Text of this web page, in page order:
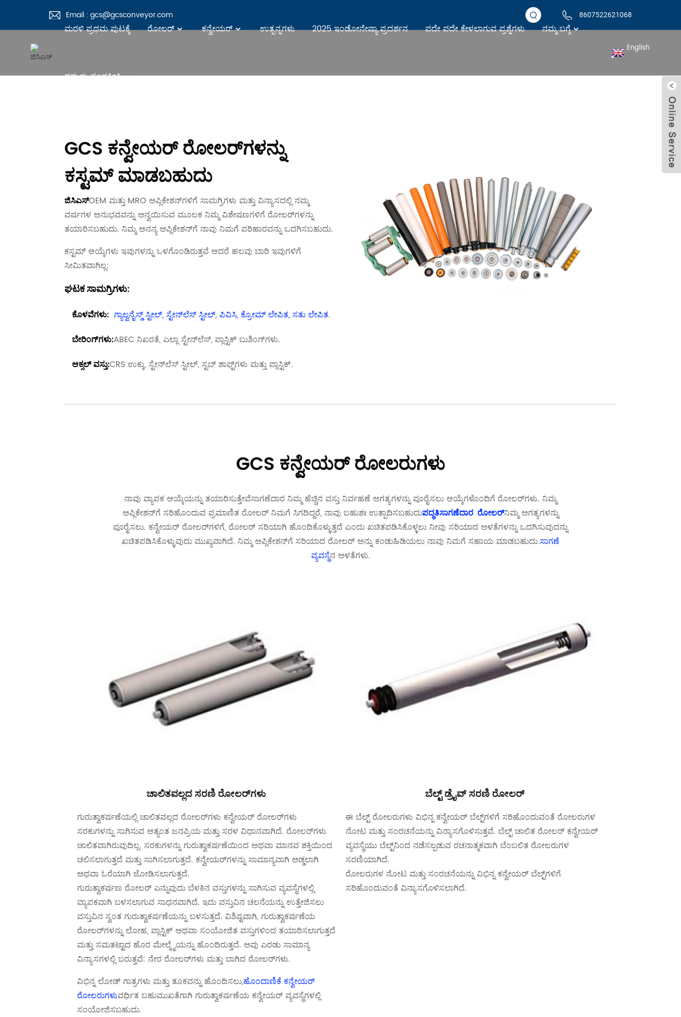
Email : gcs@gcsconveyor.com 8607522621068
ಮರಳಿ ಪ್ರಥಮ ಪುಟಕ್ಕೆ ರೋಲರ್ ಕನ್ವೇಯರ್ ಉತ್ಪನ್ನಗಳು 2025 ಇಂಡೋನೇಷ್ಯಾ ಪ್ರದರ್ಶನ ಪದೇ ಪದೇ ಕೇಳಲಾಗುವ ಪ್ರಶ್ನೆಗಳು ನಮ್ಮ ಬಗ್ಗೆ
ನಮ್ಮನ್ನು ಸಂಪರ್ಕಿಸಿ
English
ಕನ್ವೇಯರ್ ರೋಲರ್
GCS ಕನ್ವೇಯರ್ ರೋಲರ್‌ಗಳನ್ನು
ಕಸ್ಟಮ್ ಮಾಡಬಹುದು
ಜಿಸಿಎಸ್OEM ಮತ್ತು MRO ಅಪ್ಲಿಕೇಶನ್‌ಗಳಿಗೆ ಸಾಮಗ್ರಿಗಳು ಮತ್ತು ವಿನ್ಯಾಸದಲ್ಲಿ ನಮ್ಮ
ವರ್ಷಗಳ ಅನುಭವವನ್ನು ಅನ್ವಯಿಸುವ ಮೂಲಕ ನಿಮ್ಮ ವಿಶೇಷಣಗಳಿಗೆ ರೋಲರ್‌ಗಳನ್ನು
ತಯಾರಿಸಬಹುದು. ನಿಮ್ಮ ಅನನ್ಯ ಅಪ್ಲಿಕೇಶನ್‌ಗೆ ನಾವು ನಿಮಗೆ ಪರಿಹಾರವನ್ನು ಒದಗಿಸಬಹುದು.
ಕಸ್ಟಮ್ ಆಯ್ಕೆಗಳು ಇವುಗಳನ್ನು ಒಳಗೊಂಡಿರುತ್ತವೆ ಆದರೆ ಹಲವು ಬಾರಿ ಇವುಗಳಿಗೆ
ಸೀಮಿತವಾಗಿಲ್ಲ:
ಘಟಕ ಸಾಮಗ್ರಿಗಳು:
ಕೊಳವೆಗಳು: ಗ್ಯಾಲ್ವನೈಸ್ಡ್ ಸ್ಟೀಲ್, ಸ್ಟೇನ್‌ಲೆಸ್ ಸ್ಟೀಲ್, ಪಿವಿಸಿ, ಕ್ರೋಮ್ ಲೇಪಿತ, ಸತು ಲೇಪಿತ.
ಬೇರಿಂಗ್‌ಗಳು:ABEC ನಿಖರತೆ, ಎಲ್ಲಾ ಸ್ಟೇನ್‌ಲೆಸ್, ಪ್ಲಾಸ್ಟಿಕ್ ಬುಶಿಂಗ್‌ಗಳು.
ಆಕ್ಸಲ್ ವಸ್ತು:CRS ಉಕ್ಕು, ಸ್ಟೇನ್‌ಲೆಸ್ ಸ್ಟೀಲ್, ಸ್ಟಬ್ ಶಾಫ್ಟ್‌ಗಳು ಮತ್ತು ಪ್ಲಾಸ್ಟಿಕ್.
GCS ಕನ್ವೇಯರ್ ರೋಲರುಗಳು
ನಾವು ವ್ಯಾಪಕ ಆಯ್ಕೆಯನ್ನು ತಯಾರಿಸುತ್ತೇವೆಸಾಗಣೆದಾರ ನಿಮ್ಮ ಹೆಚ್ಚಿನ ವಸ್ತು ನಿರ್ವಹಣೆ ಅಗತ್ಯಗಳನ್ನು ಪೂರೈಸಲು ಆಯ್ಕೆಗಳೊಂದಿಗೆ ರೋಲರ್‌ಗಳು. ನಿಮ್ಮ
ಅಪ್ಲಿಕೇಶನ್‌ಗೆ ಸರಿಹೊಂದುವ ಪ್ರಮಾಣಿತ ರೋಲರ್ ನಿಮಗೆ ಸಿಗದಿದ್ದರೆ, ನಾವು ಬಹುಶಃ ಉತ್ಪಾದಿಸಬಹುದುಪದ್ಧತಿಸಾಗಣೆದಾರ ರೋಲರ್ನಿಮ್ಮ ಅಗತ್ಯಗಳನ್ನು
ಪೂರೈಸಲು. ಕನ್ವೇಯರ್ ರೋಲರ್‌ಗಳಿಗೆ, ರೋಲರ್ ಸರಿಯಾಗಿ ಹೊಂದಿಕೊಳ್ಳುತ್ತದೆ ಎಂದು ಖಚಿತಪಡಿಸಿಕೊಳ್ಳಲು ನೀವು ಸರಿಯಾದ ಅಳತೆಗಳನ್ನು ಒದಗಿಸುವುದನ್ನು
ಖಚಿತಪಡಿಸಿಕೊಳ್ಳುವುದು ಮುಖ್ಯವಾಗಿದೆ. ನಿಮ್ಮ ಅಪ್ಲಿಕೇಶನ್‌ಗೆ ಸರಿಯಾದ ರೋಲರ್ ಅನ್ನು ಕಂಡುಹಿಡಿಯಲು ನಾವು ನಿಮಗೆ ಸಹಾಯ ಮಾಡಬಹುದು.ಸಾಗಣೆ
ವ್ಯವಸ್ಥೆನ ಅಳತೆಗಳು.
ಚಾಲಿತವಲ್ಲದ ಸರಣಿ ರೋಲರ್‌ಗಳು
ಗುರುತ್ವಾಕರ್ಷಣೆಯಲ್ಲಿ ಚಾಲಿತವಲ್ಲದ ರೋಲರ್‌ಗಳು ಕನ್ವೇಯರ್ ರೋಲರ್‌ಗಳು
ಸರಕುಗಳನ್ನು ಸಾಗಿಸುವ ಅತ್ಯಂತ ಜನಪ್ರಿಯ ಮತ್ತು ಸರಳ ವಿಧಾನವಾಗಿದೆ. ರೋಲರ್‌ಗಳು
ಚಾಲಿತವಾಗಿರುವುದಿಲ್ಲ. ಸರಕುಗಳನ್ನು ಗುರುತ್ವಾಕರ್ಷಣೆಯಿಂದ ಅಥವಾ ಮಾನವ ಶಕ್ತಿಯಿಂದ
ಚಲಿಸಲಾಗುತ್ತದೆ ಮತ್ತು ಸಾಗಿಸಲಾಗುತ್ತದೆ. ಕನ್ವೇಯರ್‌ಗಳನ್ನು ಸಾಮಾನ್ಯವಾಗಿ ಅಡ್ಡಲಾಗಿ
ಅಥವಾ ಓರೆಯಾಗಿ ಜೋಡಿಸಲಾಗುತ್ತದೆ.
ಗುರುತ್ವಾಕರ್ಷಣ ರೋಲರ್ ಎನ್ನುವುದು ಬೆಳಕಿನ ವಸ್ತುಗಳನ್ನು ಸಾಗಿಸುವ ವ್ಯವಸ್ಥೆಗಳಲ್ಲಿ
ವ್ಯಾಪಕವಾಗಿ ಬಳಸಲಾಗುವ ಸಾಧನವಾಗಿದೆ. ಇದು ವಸ್ತುವಿನ ಚಲನೆಯನ್ನು ಉತ್ತೇಜಿಸಲು
ವಸ್ತುವಿನ ಸ್ವಂತ ಗುರುತ್ವಾಕರ್ಷಣೆಯನ್ನು ಬಳಸುತ್ತದೆ. ವಿಶಿಷ್ಟವಾಗಿ, ಗುರುತ್ವಾಕರ್ಷಣೆಯ
ರೋಲರ್‌ಗಳನ್ನು ಲೋಹ, ಪ್ಲಾಸ್ಟಿಕ್ ಅಥವಾ ಸಂಯೋಜಿತ ವಸ್ತುಗಳಿಂದ ತಯಾರಿಸಲಾಗುತ್ತದೆ
ಮತ್ತು ಸಮತಟ್ಟಾದ ಹೊರ ಮೇಲ್ಮೈಯನ್ನು ಹೊಂದಿರುತ್ತದೆ. ಅವು ಎರಡು ಸಾಮಾನ್ಯ
ವಿನ್ಯಾಸಗಳಲ್ಲಿ ಬರುತ್ತವೆ: ನೇರ ರೋಲರ್‌ಗಳು ಮತ್ತು ಬಾಗಿದ ರೋಲರ್‌ಗಳು.
ವಿಭಿನ್ನ ಲೋಡ್ ಗಾತ್ರಗಳು ಮತ್ತು ತೂಕವನ್ನು ಹೊಂದಿಸಲು,ಹೊಂದಾಣಿಕೆ ಕನ್ವೇಯರ್
ರೋಲರುಗಳುವರ್ಧಿತ ಬಹುಮುಖತೆಗಾಗಿ ಗುರುತ್ವಾಕರ್ಷಣೆಯ ಕನ್ವೇಯರ್ ವ್ಯವಸ್ಥೆಗಳಲ್ಲಿ
ಸಂಯೋಜಿಸಬಹುದು.
ಬೆಲ್ಟ್ ಡ್ರೈವ್ ಸರಣಿ ರೋಲರ್
ಈ ಬೆಲ್ಟ್ ರೋಲರುಗಳು ವಿಭಿನ್ನ ಕನ್ವೇಯರ್ ಬೆಲ್ಟ್‌ಗಳಿಗೆ ಸರಿಹೊಂದುವಂತೆ ರೋಲರುಗಳ
ನೋಟ ಮತ್ತು ಸಂರಚನೆಯನ್ನು ವಿನ್ಯಾಸಗೊಳಿಸುತ್ತವೆ. ಬೆಲ್ಟ್ ಚಾಲಿತ ರೋಲರ್ ಕನ್ವೇಯರ್
ವ್ಯವಸ್ಥೆಯು ಬೆಲ್ಟ್‌ನಿಂದ ನಡೆಸಲ್ಪಡುವ ರಚನಾತ್ಮಕವಾಗಿ ಬೆಂಬಲಿತ ರೋಲರುಗಳ
ಸರಣಿಯಾಗಿದೆ.
ರೋಲರುಗಳ ನೋಟ ಮತ್ತು ಸಂರಚನೆಯನ್ನು ವಿಭಿನ್ನ ಕನ್ವೇಯರ್ ಬೆಲ್ಟ್‌ಗಳಿಗೆ
ಸರಿಹೊಂದುವಂತೆ ವಿನ್ಯಾಸಗೊಳಿಸಲಾಗಿದೆ.